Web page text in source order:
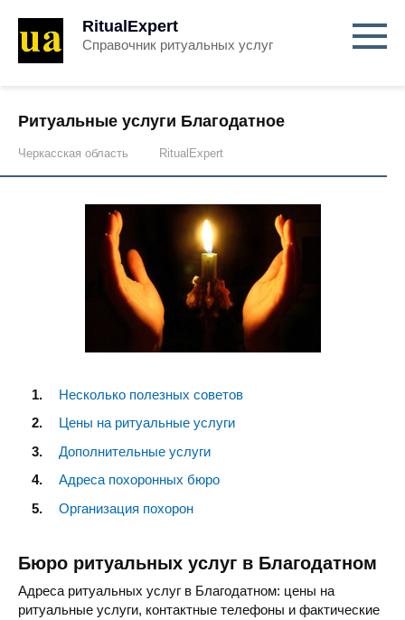
RitualExpert
Справочник ритуальных услуг
Ритуальные услуги Благодатное
Черкасская область RitualExpert
Несколько полезных советов
Цены на ритуальные услуги
Дополнительные услуги
Адреса похоронных бюро
Организация похорон
Бюро ритуальных услуг в Благодатном
Адреса ритуальных услуг в Благодатном: цены на
ритуальные услуги, контактные телефоны и фактические